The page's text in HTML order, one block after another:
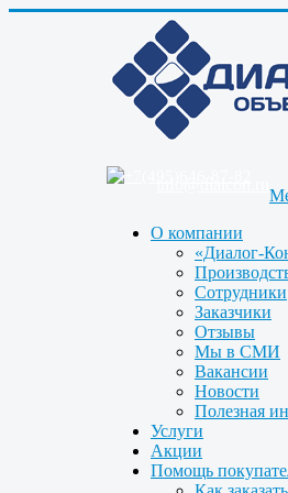
О компании
«Диалог-
Сотрудники
Заказчики
Отзывы
Мы в СМИ
Вакансии
Новости
Полезная
Услуги
Акции
Помощь